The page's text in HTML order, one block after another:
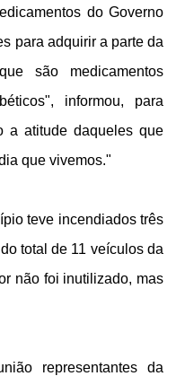
do Governo
para adquirir a parte da
são medicamentos
informou, para
a atitude daqueles que
que vivemos."
teve incendiados três
total de 11 veículos da
não foi inutilizado, mas
representantes da